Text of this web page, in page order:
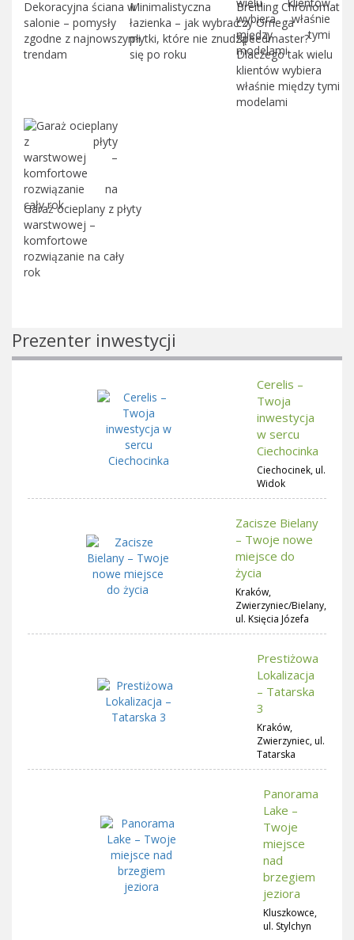
Dekoracyjna ściana w
salonie – pomysły
zgodne z najnowszymi
trendam
Minimalistyczna
łazienka – jak wybrać
płytki, które nie znudzą
się po roku
Breitling Chronomat
czy Omega
Speedmaster?
Dlaczego tak wielu
klientów wybiera
właśnie między tymi
modelami
Garaż ocieplany z płyty
warstwowej –
komfortowe
rozwiązanie na cały
rok
Prezenter inwestycji
Cerelis –
Twoja
inwestycja
w sercu
Ciechocinka
Ciechocinek, ul.
Widok
Zacisze Bielany
– Twoje nowe
miejsce do
życia
Kraków,
Zwierzyniec/Bielany,
ul. Księcia Józefa
Prestiżowa
Lokalizacja
– Tatarska
3
Kraków,
Zwierzyniec, ul.
Tatarska
Panorama
Lake –
Twoje
miejsce
nad
brzegiem
jeziora
Kluszkowce,
ul. Stylchyn